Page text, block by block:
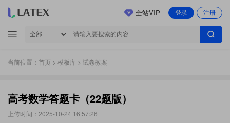
登录 注册
全站VIP
当前位置： 首页 > 模板库 > 试卷教案
高考数学答题卡（22题版）
上传时间：2025-10-24 16:57:26